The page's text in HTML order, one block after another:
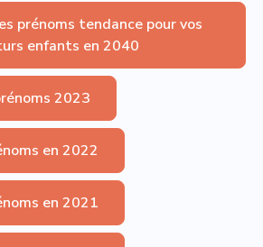
prénoms tendance pour vos
enfants en 2040
2023
en 2022
en 2021